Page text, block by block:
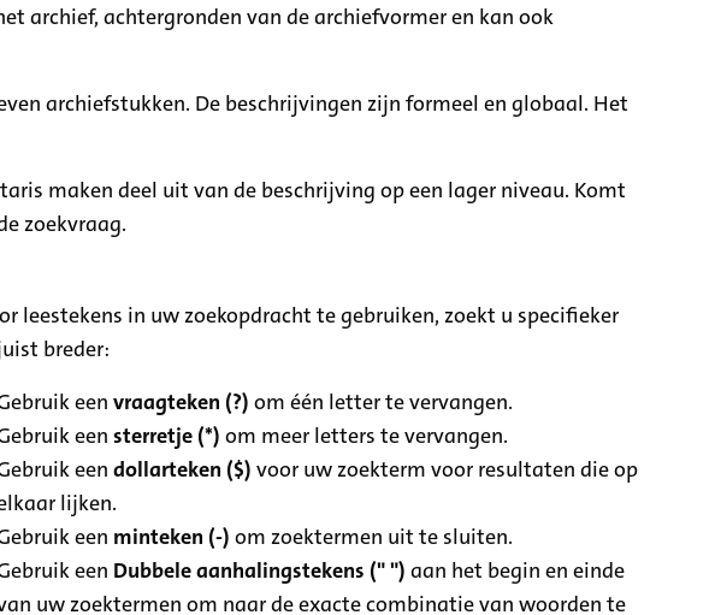
archief, achtergronden van de archiefvormer en kan ook
archiefstukken. De beschrijvingen zijn formeel en globaal. Het
maken deel uit van de beschrijving op een lager niveau. Komt
zoekvraag.
leestekens in uw zoekopdracht te gebruiken, zoekt u specifieker
breder:
eenvraagteken (?) om één letter te vervangen.
eensterretje (*) om meer letters te vervangen.
eendollarteken ($) voor uw zoekterm voor resultaten die op
lijken.
een minteken (-) om zoektermen uit te sluiten.
een Dubbele aanhalingstekens (" ") aan het begin en einde
uw zoektermen om naar de exacte combinatie van woorden te